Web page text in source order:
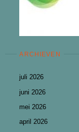
ARCHIEVEN
juli 2026
juni 2026
mei 2026
april 2026